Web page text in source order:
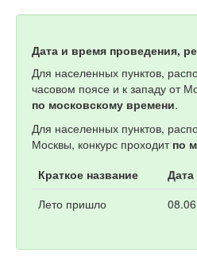
Дата и время проведения,
Для населенных пунктов,
часовом поясе и к западу от
по московскому времени.
Для населенных пунктов,
Москвы, конкурс проходит по
Краткое название
Лето пришло